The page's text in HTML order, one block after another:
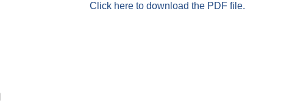
Click here to download the PDF file.